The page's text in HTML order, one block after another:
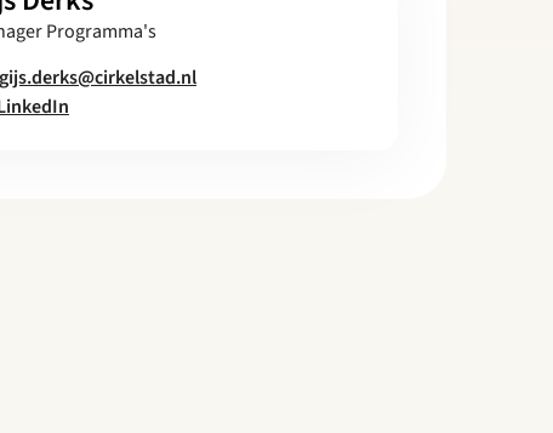
Programma's
gijs.derks@cirkelstad.nl